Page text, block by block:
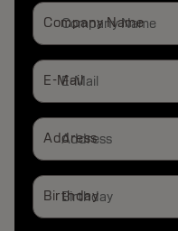
Company Name
E-Mail
Address
Birthday